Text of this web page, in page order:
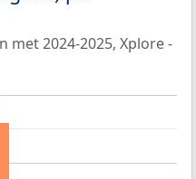
met 2024-2025, Xplore -